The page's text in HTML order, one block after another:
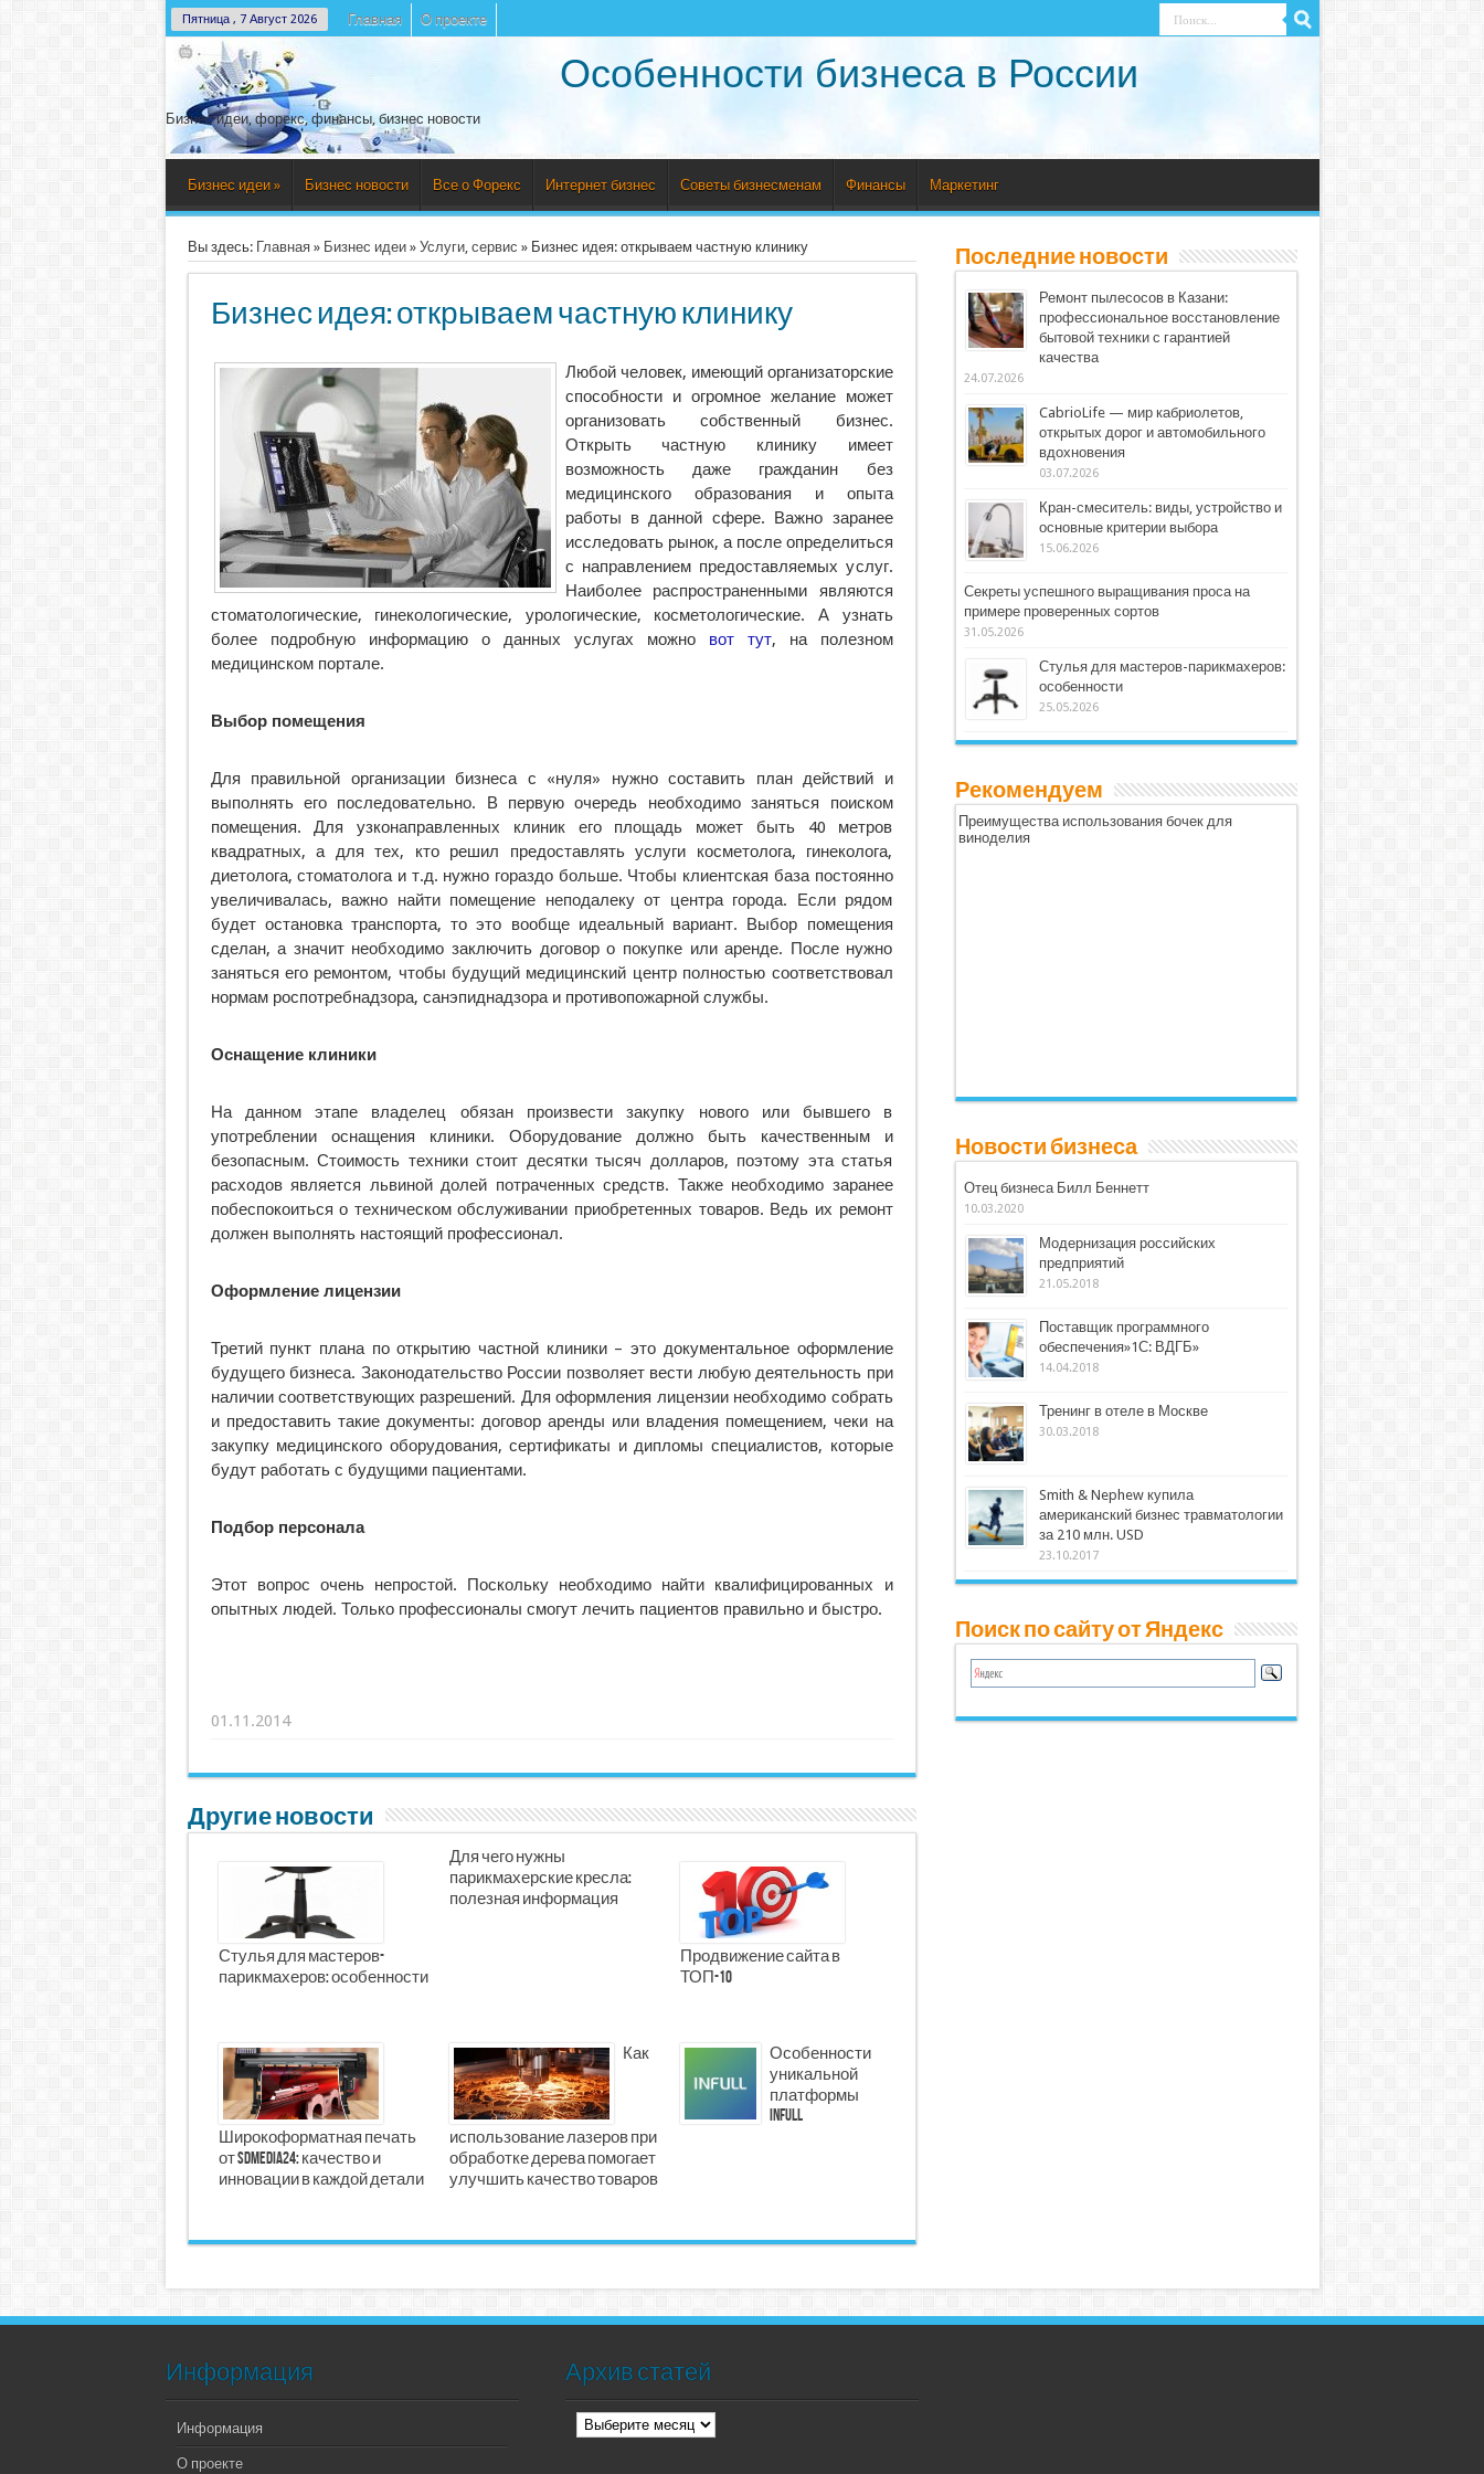
Пятница , 7 Август 2026 Главная О проекте
Особенности бизнеса в России
Бизнес идеи, форекс, финансы, бизнес новости
Бизнес идеи » Бизнес новости Все о Форекс Интернет бизнес Советы бизнесменам Финансы Маркетинг
Вы здесь: Главная» Бизнес идеи» Услуги, сервис » Бизнес идея: открываем частную клинику
Бизнес идея: открываем частную клинику
Любой человек, имеющий организаторские
способности и огромное желание может
организовать собственный бизнес.
Открыть частную клинику имеет
возможность даже гражданин без
медицинского образования и опыта
работы в данной сфере. Важно заранее
исследовать рынок, а после определиться
с направлением предоставляемых услуг.
Наиболее распространенными являются
стоматологические, гинекологические, урологические, косметологические. А узнать
более подробную информацию о данных услугах можно вот тут, на полезном
медицинском портале.
Выбор помещения
Для правильной организации бизнеса с «нуля» нужно составить план действий и
выполнять его последовательно. В первую очередь необходимо заняться поиском
помещения. Для узконаправленных клиник его площадь может быть 40 метров
квадратных, а для тех, кто решил предоставлять услуги косметолога, гинеколога,
диетолога, стоматолога и т.д. нужно гораздо больше. Чтобы клиентская база постоянно
увеличивалась, важно найти помещение неподалеку от центра города. Если рядом
будет остановка транспорта, то это вообще идеальный вариант. Выбор помещения
сделан, а значит необходимо заключить договор о покупке или аренде. После нужно
заняться его ремонтом, чтобы будущий медицинский центр полностью соответствовал
нормам роспотребнадзора, санэпиднадзора и противопожарной службы.
Оснащение клиники
На данном этапе владелец обязан произвести закупку нового или бывшего в
употреблении оснащения клиники. Оборудование должно быть качественным и
безопасным. Стоимость техники стоит десятки тысяч долларов, поэтому эта статья
расходов является львиной долей потраченных средств. Также необходимо заранее
побеспокоиться о техническом обслуживании приобретенных товаров. Ведь их ремонт
должен выполнять настоящий профессионал.
Оформление лицензии
Третий пункт плана по открытию частной клиники – это документальное оформление
будущего бизнеса. Законодательство России позволяет вести любую деятельность при
наличии соответствующих разрешений. Для оформления лицензии необходимо собрать
и предоставить такие документы: договор аренды или владения помещением, чеки на
закупку медицинского оборудования, сертификаты и дипломы специалистов, которые
будут работать с будущими пациентами.
Подбор персонала
Этот вопрос очень непростой. Поскольку необходимо найти квалифицированных и
опытных людей. Только профессионалы смогут лечить пациентов правильно и быстро.
01.11.2014
Другие новости
Стулья для мастеров-
парикмахеров: особенности
Для чего нужны
парикмахерские кресла:
полезная информация
Продвижение сайта в
ТОП-10
Широкоформатная печать
от SDMedia24: качество и
инновации в каждой детали
Как
использование лазеров при
обработке дерева помогает
улучшить качество товаров
Особенности
уникальной
платформы
INFULL
Последние новости
Ремонт пылесосов в Казани:
профессиональное восстановление
бытовой техники с гарантией
качества
24.07.2026
CabrioLife — мир кабриолетов,
открытых дорог и автомобильного
вдохновения
03.07.2026
Кран-смеситель: виды, устройство и
основные критерии выбора
15.06.2026
Секреты успешного выращивания проса на
примере проверенных сортов
31.05.2026
Стулья для мастеров-парикмахеров:
особенности
25.05.2026
Рекомендуем
Преимущества использования бочек для
виноделия
Новости бизнеса
Отец бизнеса Билл Беннетт
10.03.2020
Модернизация российских
предприятий
21.05.2018
Поставщик программного
обеспечения»1С: ВДГБ»
14.04.2018
Тренинг в отеле в Москве
30.03.2018
Smith & Nephew купила
американский бизнес травматологии
за 210 млн. USD
23.10.2017
Поиск по сайту от Яндекс
Информация
Информация
О проекте
Архив статей
Архив
статей